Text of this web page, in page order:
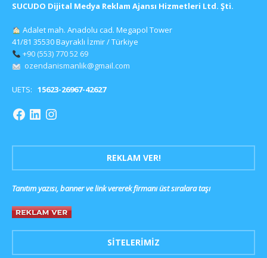
SUCUDO Dijital Medya Reklam Ajansı Hizmetleri Ltd. Şti.
Adalet mah. Anadolu cad. Megapol Tower
41/81 35530 Bayraklı İzmir / Türkiye
+90 (553) 770 52 69
ozendanismanlik@gmail.com
UETS: 15623-26967-42627
REKLAM VER!
Tanıtım yazısı, banner ve link vererek firmanı üst sıralara taşı
SITELERIMIZ